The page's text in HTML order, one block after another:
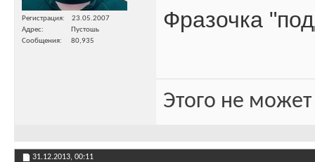
Регистрация
23.05.2007
Адрес
Пустошь
Сообщения
80,935
Фразочка
Этого не
31.12.2013, 00:11